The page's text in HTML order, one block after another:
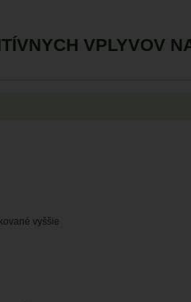
VPLYVOV
vyššie